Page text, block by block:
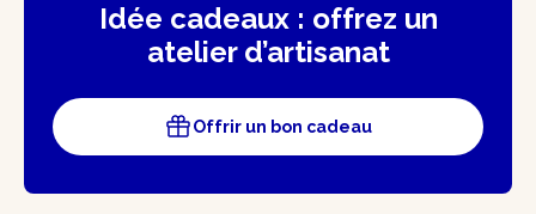
Idée cadeaux : offrez un
atelier d’artisanat
Offrir un bon cadeau